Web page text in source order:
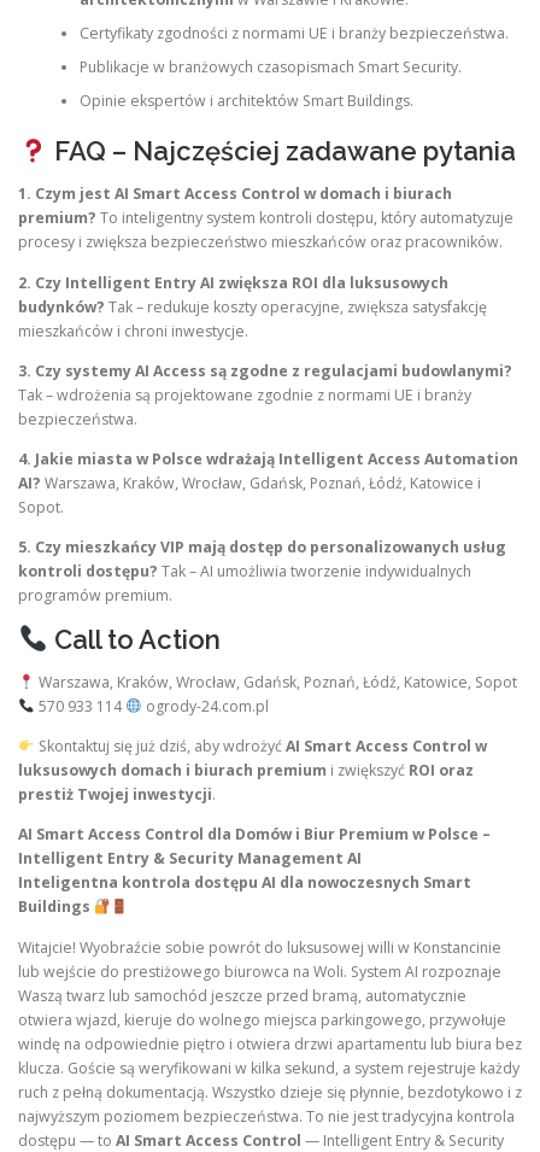
Certyfikaty zgodności z normami UE i branży bezpieczeństwa.
Publikacje w branżowych czasopismach Smart Security.
Opinie ekspertów i architektów Smart Buildings.
FAQ – Najczęściej zadawane pytania
1. Czym jest AI Smart Access Control w domach i biurach
premium? To inteligentny system kontroli dostępu, który automatyzuje
procesy i zwiększa bezpieczeństwo mieszkańców oraz pracowników.
2. Czy Intelligent Entry AI zwiększa ROI dla luksusowych
budynków? Tak – redukuje koszty operacyjne, zwiększa satysfakcję
mieszkańców i chroni inwestycje.
3. Czy systemy AI Access są zgodne z regulacjami budowlanymi?
Tak – wdrożenia są projektowane zgodnie z normami UE i branży
bezpieczeństwa.
4. Jakie miasta w Polsce wdrażają Intelligent Access Automation
AI? Warszawa, Kraków, Wrocław, Gdańsk, Poznań, Łódź, Katowice i
Sopot.
5. Czy mieszkańcy VIP mają dostęp do personalizowanych usług
kontroli dostępu? Tak – AI umożliwia tworzenie indywidualnych
programów premium.
Call to Action
Warszawa, Kraków, Wrocław, Gdańsk, Poznań, Łódź, Katowice, Sopot
570 933 114
ogrody-24.com.pl
Skontaktuj się już dziś, aby wdrożyćAI Smart Access Control w
luksusowych domach i biurach premium i zwiększyć ROI oraz
prestiż Twojej inwestycji.
AI Smart Access Control dla Domów i Biur Premium w Polsce –
Intelligent Entry & Security Management AI
Inteligentna kontrola dostępu AI dla nowoczesnych Smart
Buildings
Witajcie! Wyobraźcie sobie powrót do luksusowej willi w Konstancinie
lub wejście do prestiżowego biurowca na Woli. System AI rozpoznaje
Waszą twarz lub samochód jeszcze przed bramą, automatycznie
otwiera wjazd, kieruje do wolnego miejsca parkingowego, przywołuje
windę na odpowiednie piętro i otwiera drzwi apartamentu lub biura bez
klucza. Goście są weryfikowani w kilka sekund, a system rejestruje każdy
ruch z pełną dokumentacją. Wszystko dzieje się płynnie, bezdotykowo i z
najwyższym poziomem bezpieczeństwa. To nie jest tradycyjna kontrola
dostępu — to AI Smart Access Control — Intelligent Entry & Security